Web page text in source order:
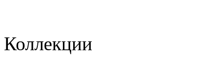
Коллекции